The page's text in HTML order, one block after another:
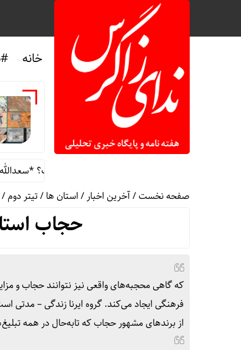
خانه
صفحه نخست/آخرین اخبار/استان ها/تیتر دوم/
حجاب
که گاهی محجبه‌های واقعی نیز نتوانند حجاب و
فرهنگی ایجاد می‌کند. گروه ایرنا زندگی –
از برندهای مشهور حجاب که تابه‌حال در همه